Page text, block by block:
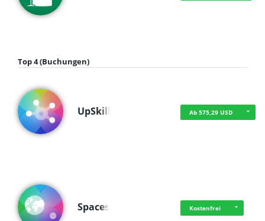
Top 4 (Buchungen)
UpSkill Ab 575,29 USD
Spaces Kostenfrei